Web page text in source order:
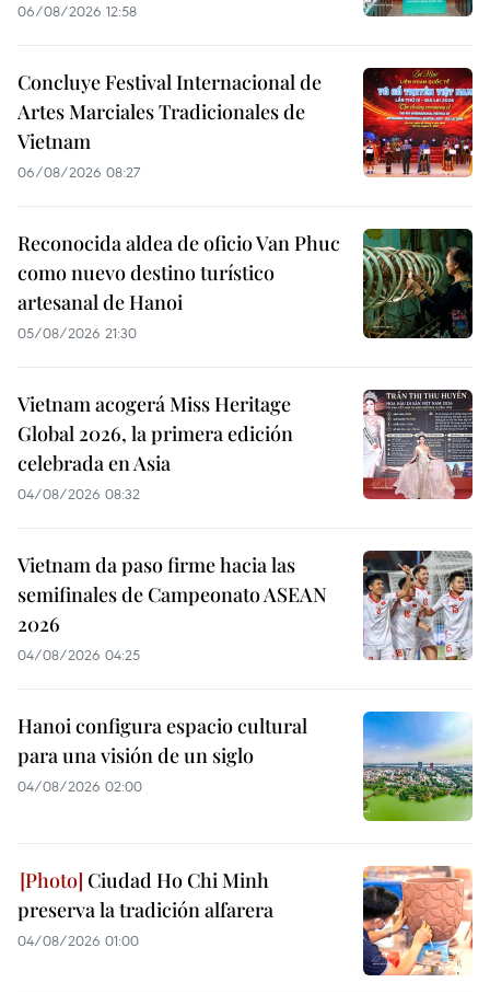
06/08/2026 12:58
Concluye Festival Internacional de
Artes Marciales Tradicionales de
Vietnam
06/08/2026 08:27
Reconocida aldea de oficio Van Phuc
como nuevo destino turístico
artesanal de Hanoi
05/08/2026 21:30
Vietnam acogerá Miss Heritage
Global 2026, la primera edición
celebrada en Asia
04/08/2026 08:32
Vietnam da paso firme hacia las
semifinales de Campeonato ASEAN
2026
04/08/2026 04:25
Hanoi configura espacio cultural
para una visión de un siglo
04/08/2026 02:00
Ciudad Ho Chi Minh
preserva la tradición alfarera
04/08/2026 01:00